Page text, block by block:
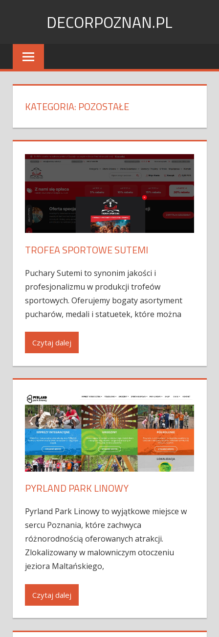
DECORPOZNAN.PL
KATEGORIA: POZOSTAŁE
TROFEA SPORTOWE SUTEMI
Puchary Sutemi to synonim jakości i
profesjonalizmu w produkcji trofeów
sportowych. Oferujemy bogaty asortyment
pucharów, medali i statuetek, które można
Czytaj dalej
PYRLAND PARK LINOWY
Pyrland Park Linowy to wyjątkowe miejsce w
sercu Poznania, które zachwyca
różnorodnością oferowanych atrakcji.
Zlokalizowany w malowniczym otoczeniu
jeziora Maltańskiego,
Czytaj dalej